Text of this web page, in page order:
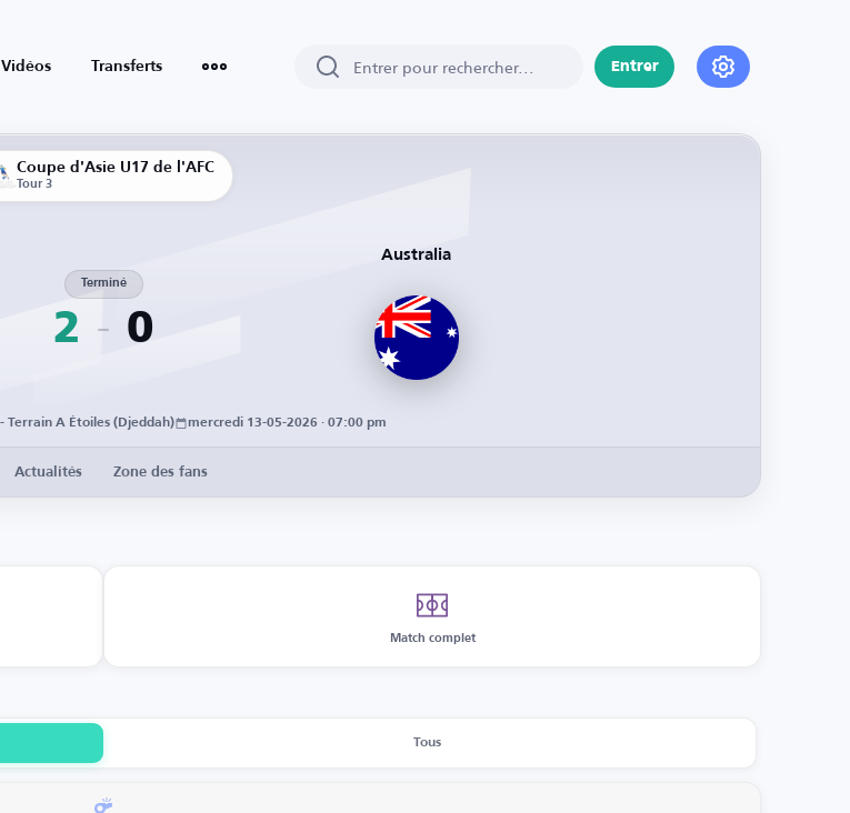
Vidéos Transferts Entrer
Coupe d'Asie U17 de l'AFC
Tour 3
2
Terminé
0
Australia
Terrain A Étoiles (Djeddah) mercredi 13-05-2026 · 07:00 pm
Actualités Zone des fans
Match complet
Tous